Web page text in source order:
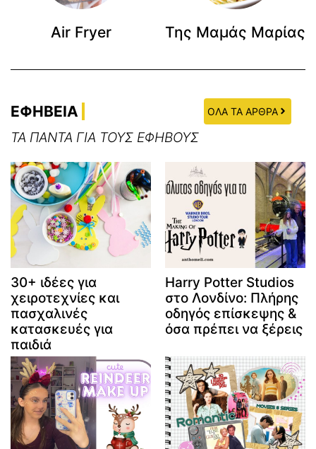
Air Fryer Της Μαμάς Μαρίας
ΕΦΗΒΕΙΑ ΟΛΑ ΤΑ ΑΡΘΡΑ
ΤΑ ΠΑΝΤΑ ΓΙΑ ΤΟΥΣ ΕΦΗΒΟΥΣ
30+ ιδέες για
χειροτεχνίες και
πασχαλινές
κατασκευές για
παιδιά
Harry Potter Studios
στο Λονδίνο: Πλήρης
οδηγός επίσκεψης &
όσα πρέπει να ξέρεις